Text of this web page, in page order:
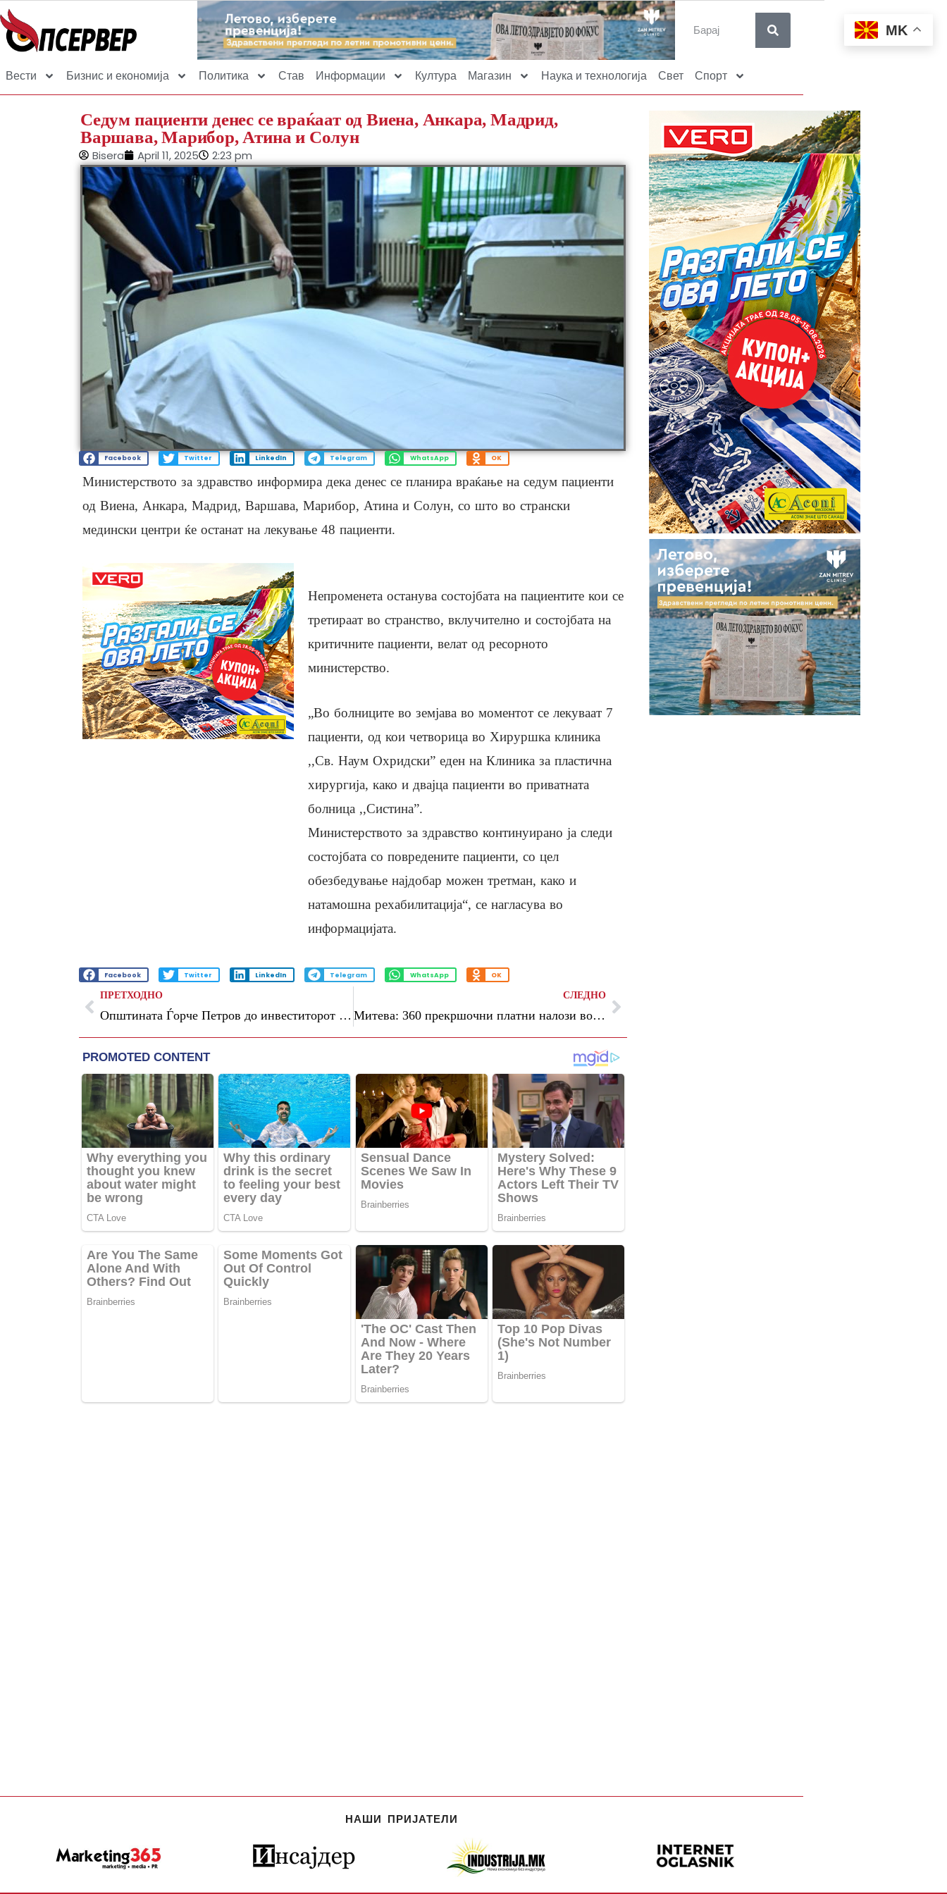
Вести Бизнис и економија Политика Став Информации Култура Магазин Наука и технологија Свет Спорт
Седум пациенти денес се враќаат од Виена, Анкара, Мадрид,
Варшава, Марибор, Атина и Солун
Bisera April 11, 2025 2:23 pm
Facebook Twitter LinkedIn Telegram WhatsApp OK
Министерството за здравство информира дека денес се планира враќање на седум пациенти
од Виена, Анкара, Мадрид, Варшава, Марибор, Атина и Солун, со што во странски
медински центри ќе останат на лекување 48 пациенти.
Непроменета останува состојбата на пациентите кои се
третираат во странство, вклучително и состојбата на
критичните пациенти, велат од ресорното
министерство.
„Во болниците во земјава во моментот се лекуваат 7
пациенти, од кои четворица во Хируршка клиника
,,Св. Наум Охридски” еден на Клиника за пластична
хирургија, како и двајца пациенти во приватната
болница ,,Систина”.
Министерството за здравство континуирано ја следи
состојбата со повредените пациенти, со цел
обезбедување најдобар можен третман, како и
натамошна рехабилитација“, се нагласува во
информацијата.
Facebook Twitter LinkedIn Telegram WhatsApp OK
ПРЕТХОДНО
Општината Ѓорче Петров до инвеститорот кој урна ѕид на соседната зграда: Веднаш да се прекине изградбата на објектот
СЛЕДНО
Митева: 360 прекршочни платни налози во вредност од над 3 милиони денари за дискотеки, ноќни клубови ресторани и слично
НАШИ ПРИЈАТЕЛИ
MK